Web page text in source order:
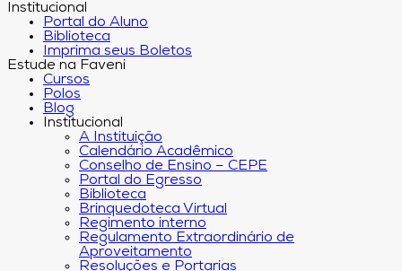
Institucional
Portal do Aluno
Biblioteca
Imprima seus Boletos
Estude na Faveni
Cursos
Polos
Blog
Institucional
A Instituição
Calendário Acadêmico
Conselho de Ensino – CEPE
Portal do Egresso
Biblioteca
Brinquedoteca Virtual
Regimento interno
Regulamento Extraordinário de
Aproveitamento
Resoluções e Portarias